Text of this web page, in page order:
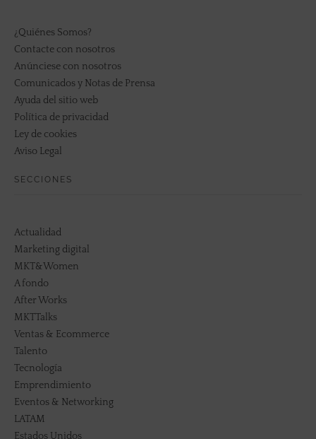
¿Quiénes Somos?
Contacte con nosotros
Anúnciese con nosotros
Comunicados y Notas de Prensa
Ayuda del sitio web
Política de privacidad
Ley de cookies
Aviso Legal
SECCIONES
Actualidad
Marketing digital
MKT&Women
A fondo
After Works
MKTTalks
Ventas & Ecommerce
Talento
Tecnología
Emprendimiento
Eventos & Networking
LATAM
Estados Unidos